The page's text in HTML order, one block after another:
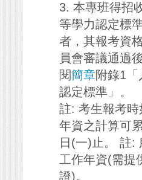
3. 本專班得招
等學力認定標
者，其報考資
員會審議通過
閱簡章附錄1「
認定標準」。
註: 考生報考
年資之計算可
日(一)止。 註:
工作年資(需提
證)。